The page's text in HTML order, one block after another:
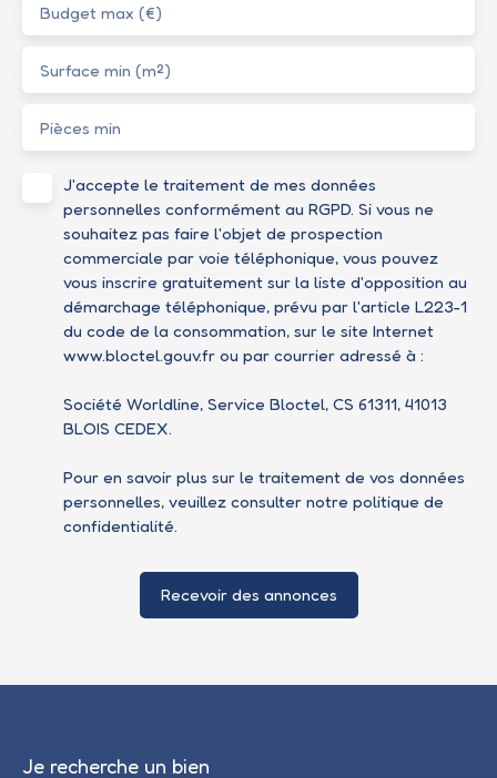
Budget max (€)
Surface min (m²)
Pièces min
J'accepte le traitement de mes données
personnelles conformément au RGPD. Si vous ne
souhaitez pas faire l'objet de prospection
commerciale par voie téléphonique, vous pouvez
vous inscrire gratuitement sur la liste d'opposition au
démarchage téléphonique, prévu par l'article L223-1
du code de la consommation, sur le site Internet
www.bloctel.gouv.fr ou par courrier adressé à :
Société Worldline, Service Bloctel, CS 61311, 41013
BLOIS CEDEX.
Pour en savoir plus sur le traitement de vos données
personnelles, veuillez consulter notre politique de
confidentialité.
Recevoir des annonces
Je recherche un bien